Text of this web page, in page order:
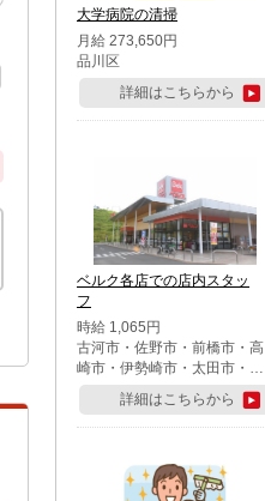
大学病院の清掃
月給 273,650円
品川区
詳細はこちらから
ベルク各店での店内スタッ
フ
時給 1,065円
古河市・佐野市・前橋市・高
崎市・伊勢崎市・太田市・館
林市・藤岡市・大泉町・さい
たま市北区・川越市・熊谷
市・行田市・秩父市・所沢
市・鶴ケ島市・千葉市中央
区・市川市・松戸市・習志野
詳細はこちらから